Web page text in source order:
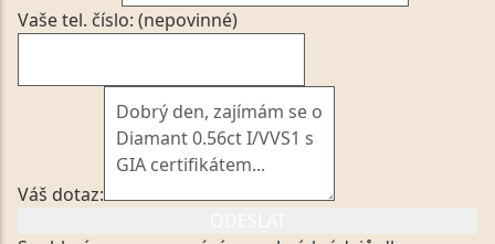
Vaše tel. číslo: (nepovinné)
Váš dotaz: